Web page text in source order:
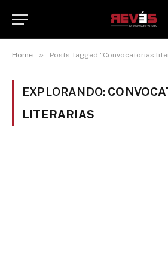
Home » Posts Tagged "Convocatorias
EXPLORANDO:
LITERARIAS